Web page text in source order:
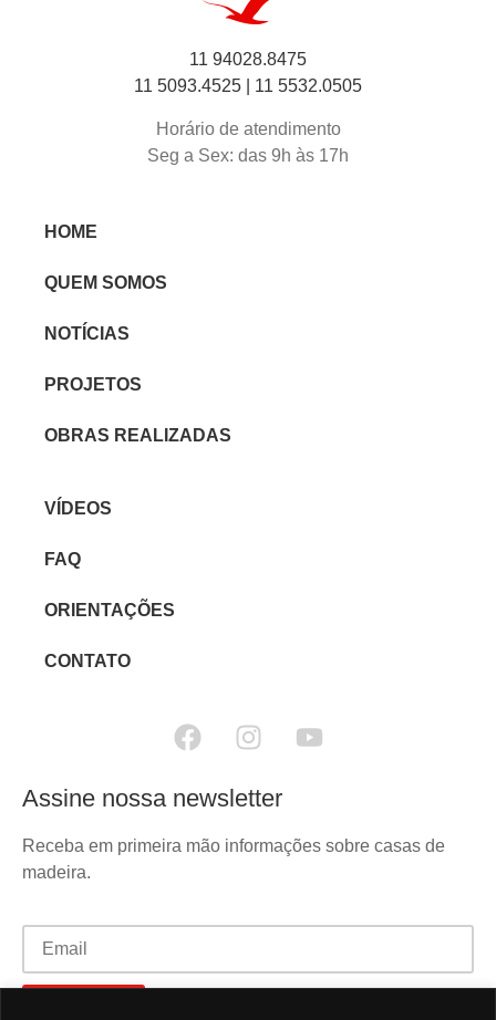
11 94028.8475
11 5093.4525 | 11 5532.0505
Horário de atendimento
Seg a Sex: das 9h às 17h
HOME
QUEM SOMOS
NOTÍCIAS
PROJETOS
OBRAS REALIZADAS
VÍDEOS
FAQ
ORIENTAÇÕES
CONTATO
Assine nossa newsletter
Receba em primeira mão informações sobre casas de
madeira.